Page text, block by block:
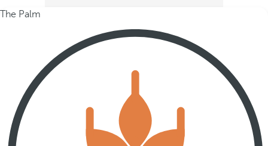
The Palm